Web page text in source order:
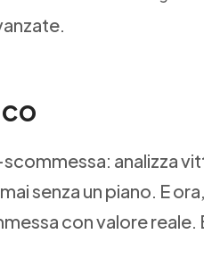
analizza
senza un piano. E
con valore